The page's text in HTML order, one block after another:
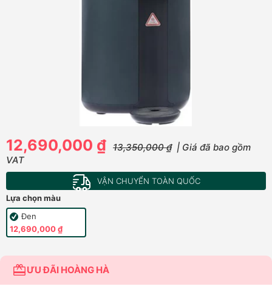
12,690,000 ₫ 13,350,000 ₫ | Giá đã bao gồm
VAT
VẬN CHUYỂN TOÀN QUỐC
Lựa chọn màu
Đen
12,690,000 ₫
ƯU ĐÃI HOÀNG HÀ